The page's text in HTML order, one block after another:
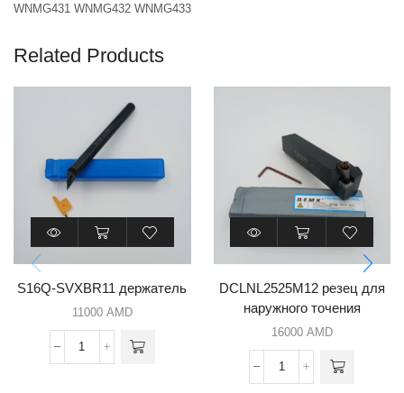
WNMG431 WNMG432 WNMG433
Related Products
S16Q-SVXBR11 держатель
11000 AMD
DCLNL2525M12 резец для
наружного точения
16000 AMD